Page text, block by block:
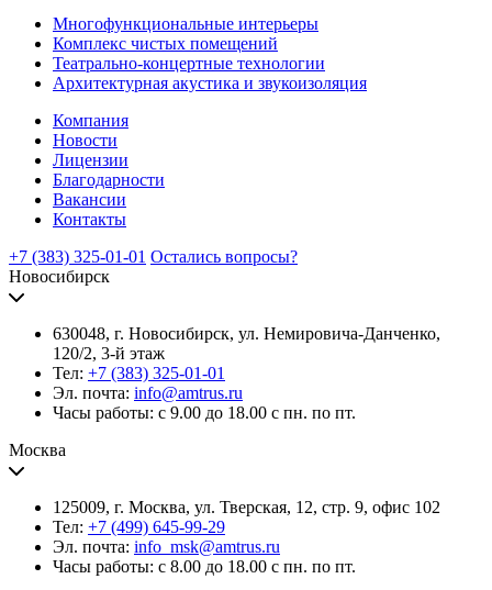
Многофункциональные интерьеры
Комплекс чистых помещений
Театрально-концертные технологии
Архитектурная акустика и звукоизоляция
Компания
Новости
Лицензии
Благодарности
Вакансии
Контакты
+7 (383) 325-01-01 Остались вопросы?
Новосибирск
630048, г. Новосибирск, ул. Немировича-Данченко,
120/2, 3-й этаж
Тел: +7 (383) 325-01-01
Эл. почта: info@amtrus.ru
Часы работы: с 9.00 до 18.00 с пн. по пт.
Москва
125009, г. Москва, ул. Тверская, 12, стр. 9, офис 102
Тел: +7 (499) 645-99-29
Эл. почта: info_msk@amtrus.ru
Часы работы: с 8.00 до 18.00 с пн. по пт.